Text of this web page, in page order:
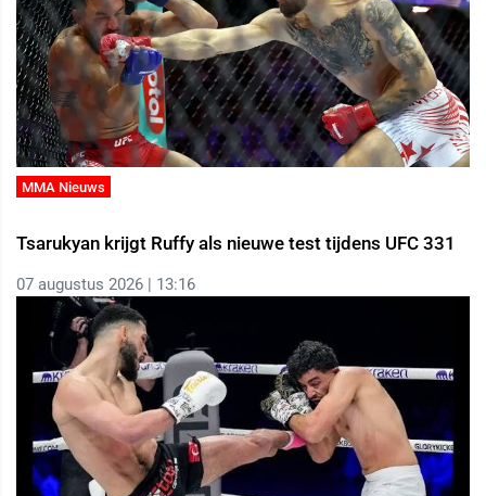
MMA Nieuws
Tsarukyan krijgt Ruffy als nieuwe test tijdens UFC 331
07 augustus 2026 | 13:16